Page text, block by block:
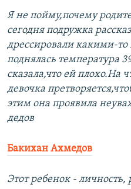
Я не пойму,почему
сегодня подружка
дрессировали какими-
поднялась температура
сказала,что ей плохо.На
девочка
этим она проявила
дедов
Бакихан Ахмедов
Этот ребенок -